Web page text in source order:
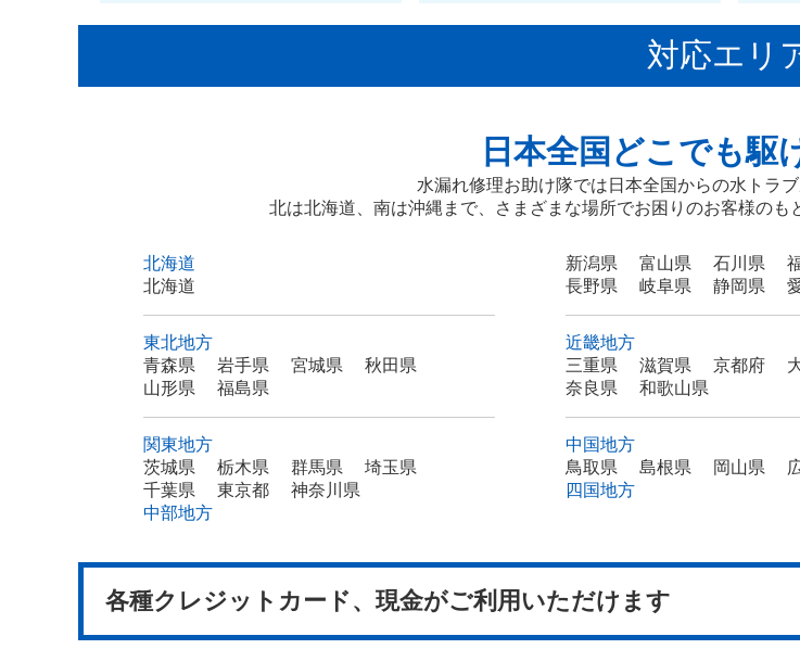
対応エリ
日本全国どこでも駆
水漏れ修理お助け隊では日本全国からの水トラ
北は北海道、南は沖縄まで、さまざまな場所でお困りのお客様のも
北海道
北海道
東北地方
青森県
岩手県 宮城県
秋田県
山形県
福島県
関東地方
茨城県
栃木県 群馬県
埼玉県
千葉県
東京都
神奈川県
中部地方
新潟県 富山県 石川県
長野県
岐阜県 静岡県
近畿地方
三重県
滋賀県 京都府
奈良県
和歌山県
中国地方
鳥取県
島根県 岡山県
四国地方
各種クレジットカード、現金がご利用いただけます